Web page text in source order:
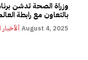
وزراة الصحة تدشن
بالتعاون مع رابطة
August 4, 2025